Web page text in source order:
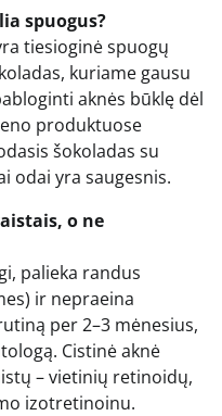
spuogus?
tiesioginė spuogų
kuriame gausu
aknės būklę dėl
produktuose
šokoladas su
odai yra saugesnis.
o ne
palieka randus
ir nepraeina
per 2–3 mėnesius,
Cistinė aknė
– vietinių retinoidų,
izotretinoinu.